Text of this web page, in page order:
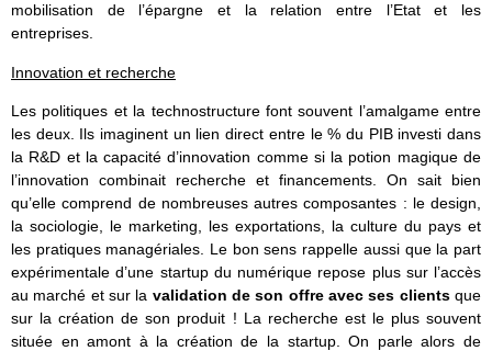
mobilisation de l’épargne et la relation entre l’Etat et les
entreprises.
Innovation et recherche
Les politiques et la technostructure font souvent l’amalgame entre
les deux. Ils imaginent un lien direct entre le % du PIB investi dans
la R&D et la capacité d’innovation comme si la potion magique de
l’innovation combinait recherche et financements. On sait bien
qu’elle comprend de nombreuses autres composantes : le design,
la sociologie, le marketing, les exportations, la culture du pays et
les pratiques managériales. Le bon sens rappelle aussi que la part
expérimentale d’une startup du numérique repose plus sur l’accès
au marché et sur la validation de son offre avec ses clientsque
sur la création de son produit ! La recherche est le plus souvent
située en amont à la création de la startup. On parle alors de